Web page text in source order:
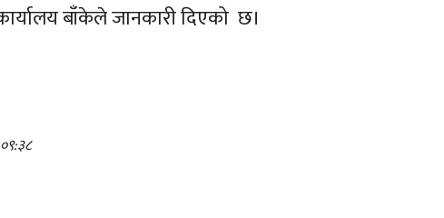
बाँकेले जानकारी दिएको छ।